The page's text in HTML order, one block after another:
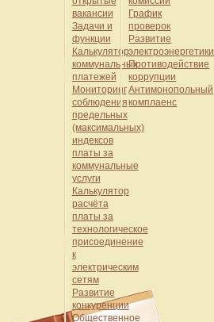
вакансии
Задачи и
функции
Калькулятор
коммунальных
платежей
Мониторинг
соблюдения
предельных
(максимальных)
индексов
платы за
коммунальные
услуги
Калькулятор
расчёта
платы за
технологическое
присоединение
к
электрическим
сетям
Развитие
конкуренции
Общественное
График
проверок
Развитие
электроэнергетики
Противодействие
коррупции
Антимонопольный
комплаенс